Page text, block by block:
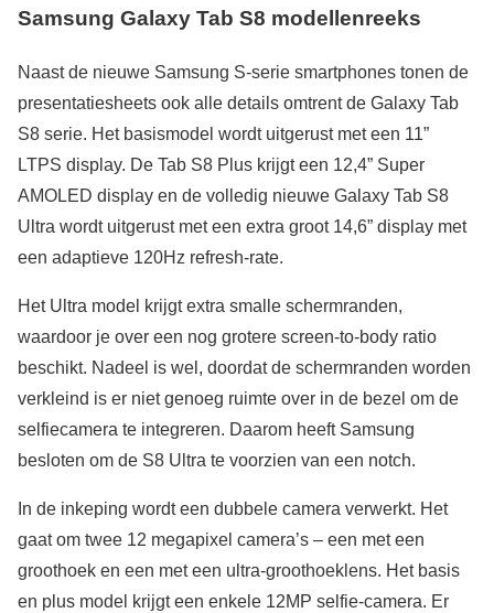
Samsung Galaxy Tab S8 modellenreeks
Naast de nieuwe Samsung S-serie smartphones tonen de
presentatiesheets ook alle details omtrent de Galaxy Tab
S8 serie. Het basismodel wordt uitgerust met een 11”
LTPS display. De Tab S8 Plus krijgt een 12,4” Super
AMOLED display en de volledig nieuwe Galaxy Tab S8
Ultra wordt uitgerust met een extra groot 14,6” display met
een adaptieve 120Hz refresh-rate.
Het Ultra model krijgt extra smalle schermranden,
waardoor je over een nog grotere screen-to-body ratio
beschikt. Nadeel is wel, doordat de schermranden worden
verkleind is er niet genoeg ruimte over in de bezel om de
selfiecamera te integreren. Daarom heeft Samsung
besloten om de S8 Ultra te voorzien van een notch.
In de inkeping wordt een dubbele camera verwerkt. Het
gaat om twee 12 megapixel camera’s – een met een
groothoek en een met een ultra-groothoeklens. Het basis
en plus model krijgt een enkele 12MP selfie-camera. Er